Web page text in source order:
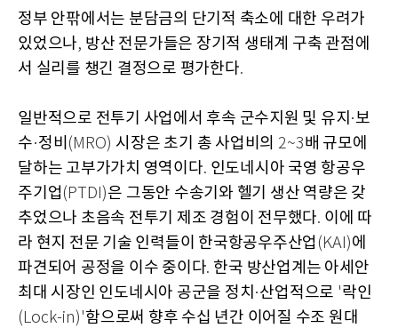
정부 안팎에서는 분담금의 단기적 축소에 대한 우려가
있었으나, 방산 전문가들은 장기적 생태계 구축 관점에
서 실리를 챙긴 결정으로 평가한다.
일반적으로 전투기 사업에서 후속 군수지원 및 유지 ·보
수·정비 (MRO)시장은 초기 총 사업비의 2~3배 규모에
달하는 고부가가치 영역이다. 인도네시아 국영 항공우
주기업 (PTDI)은 그동안 수송기와 헬기 생산 역량은 갖
추었으나 초음속 전투기 제조 경험이 전무했다. 이에 따
라 현지 전문 기술 인력들이 한국항공우주산업 (KAI)에
파견되어 공정을 이수 중이다. 한국 방산업계는 아세안
최대 시장인 인도네시아 공군을 정치 ·산업적으로 '락인
(Lock-in)'함으로써 향후 수십 년간 이어질 수조 원대